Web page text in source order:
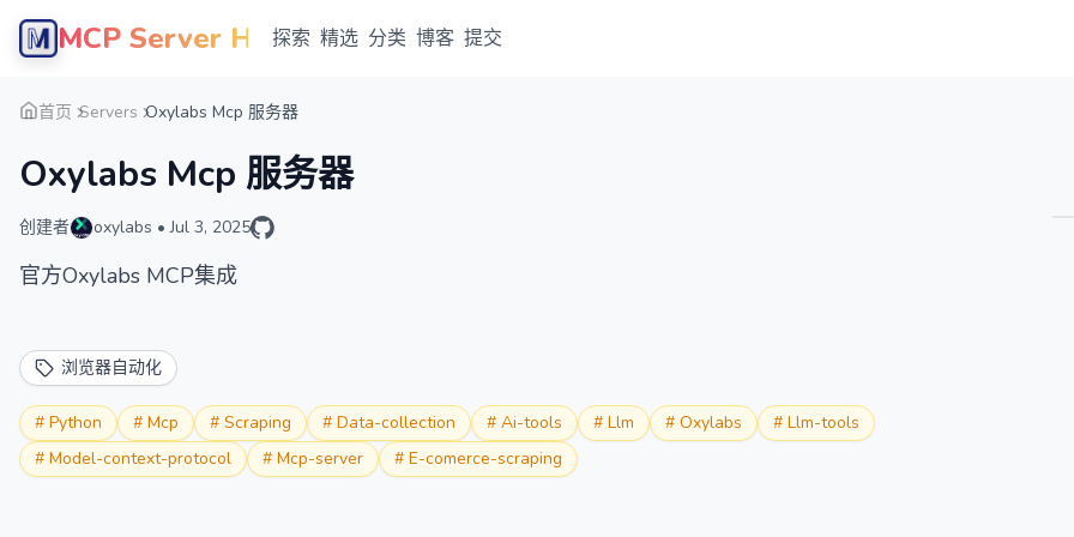
MCP Server Hub探索 精选 分类 博客 提交
首页 Servers Oxylabs Mcp 服务器
Oxylabs Mcp 服务器
创建者 oxylabs • Jul 3, 2025
官方Oxylabs MCP集成
浏览器自动化
# Python # Mcp # Scraping # Data-collection # Ai-tools # Llm # Oxylabs # Llm-tools
# Model-context-protocol # Mcp-server # E-comerce-scraping